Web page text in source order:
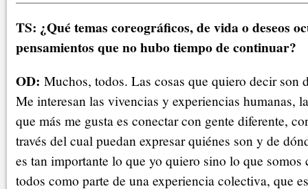
TS: ¿Qué temas coreográficos, de vida o deseos
pensamientos que no hubo tiempo de continuar?
OD: Muchos, todos. Las cosas que quiero decir son
Me interesan las vivencias y experiencias humanas,
que más me gusta es conectar con gente diferente,
través del cual puedan expresar quiénes son y de
es tan importante lo que yo quiero sino lo que somos
todos como parte de una experiencia colectiva, que